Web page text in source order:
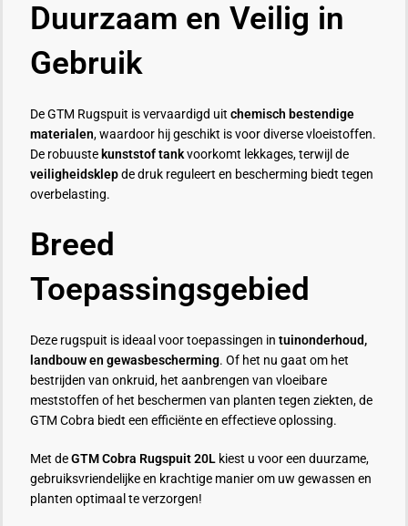
Duurzaam en Veilig in
Gebruik
De GTM Rugspuit is vervaardigd uit chemisch bestendige
materialen, waardoor hij geschikt is voor diverse vloeistoffen.
De robuuste kunststof tankvoorkomt lekkages, terwijl de
veiligheidsklepde druk reguleert en bescherming biedt tegen
overbelasting.
Breed
Toepassingsgebied
Deze rugspuit is ideaal voor toepassingen in tuinonderhoud,
landbouw en gewasbescherming. Of het nu gaat om het
bestrijden van onkruid, het aanbrengen van vloeibare
meststoffen of het beschermen van planten tegen ziekten, de
GTM Cobra biedt een efficiënte en effectieve oplossing.
Met deGTM Cobra Rugspuit 20L kiest u voor een duurzame,
gebruiksvriendelijke en krachtige manier om uw gewassen en
planten optimaal te verzorgen!